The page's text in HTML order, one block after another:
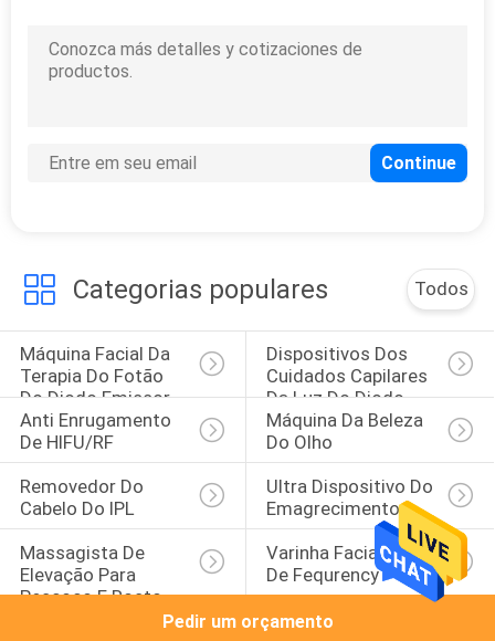
Categorias populares Todos
Máquina Facial Da
Terapia Do Fotão
Do Diodo Emissor
De Luz
Dispositivos Dos
Cuidados Capilares
Da Luz Do Diodo
Emissor De Luz
Anti Enrugamento
De HIFU/RF
Máquina Da Beleza
Do Olho
Removedor Do
Cabelo Do IPL
Ultra Dispositivo Do
Emagrecimento
Massagista De
Elevação Para
Pescoço E Rosto
Varinha Facial Alta
De Fequrency
Pedir um orçamento